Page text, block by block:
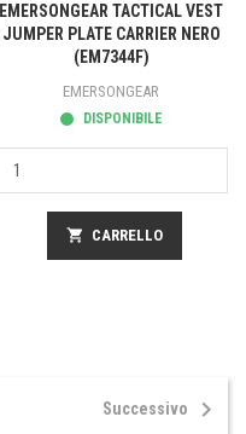
EMERSONGEAR TACTICAL VEST
JUMPER PLATE CARRIER NERO
(EM7344F)
EMERSONGEAR
DISPONIBILE
shopping_cart CARRELLO
Successivo 